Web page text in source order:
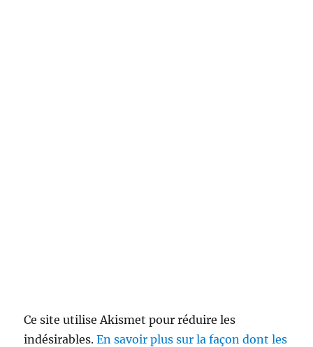
Ce site utilise Akismet pour réduire les
indésirables.En savoir plus sur la façon dont les